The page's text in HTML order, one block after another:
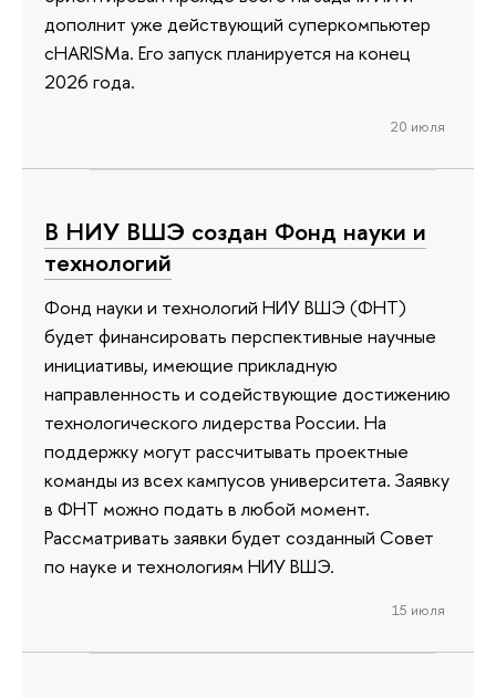
дополнит уже действующий суперкомпьютер
cHARISMa. Его запуск планируется на конец
2026 года.
20 июля
В НИУ ВШЭ создан Фонд науки и
технологий
Фонд науки и технологий НИУ ВШЭ (ФНТ)
будет финансировать перспективные научные
инициативы, имеющие прикладную
направленность и содействующие достижению
технологического лидерства России. На
поддержку могут рассчитывать проектные
команды из всех кампусов университета. Заявку
в ФНТ можно подать в любой момент.
Рассматривать заявки будет созданный Совет
по науке и технологиям НИУ ВШЭ.
15 июля